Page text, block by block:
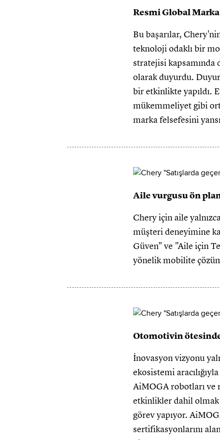
Resmi Global
Bu başarılar,
teknoloji odaklı bir
stratejisi kapsamında
olarak duyurdu.
bir etkinlikte yapıldı.
mükemmeliyet gibi
marka felsefesini
Aile vurgusu ön
Chery için aile
müşteri deneyimine
Güven" ve "Aile için
yönelik mobilite
Otomotivin
İnovasyon vizyonu
ekosistemi
AiMOGA robotları ve
etkinlikler dahil olmak
görev yapıyor.
sertifikasyonlarını